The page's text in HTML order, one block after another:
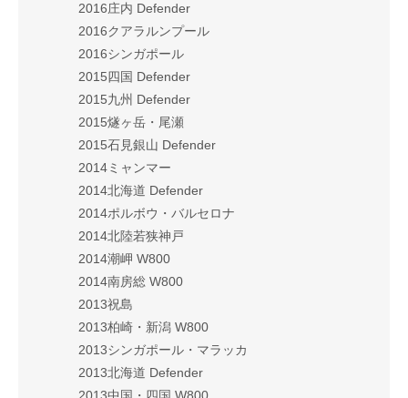
2016庄内 Defender
2016クアラルンプール
2016シンガポール
2015四国 Defender
2015九州 Defender
2015燧ヶ岳・尾瀬
2015石見銀山 Defender
2014ミャンマー
2014北海道 Defender
2014ポルボウ・バルセロナ
2014北陸若狭神戸
2014潮岬 W800
2014南房総 W800
2013祝島
2013柏崎・新潟 W800
2013シンガポール・マラッカ
2013北海道 Defender